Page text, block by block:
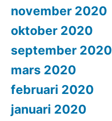
november 2020
oktober 2020
september 2020
mars 2020
februari 2020
januari 2020